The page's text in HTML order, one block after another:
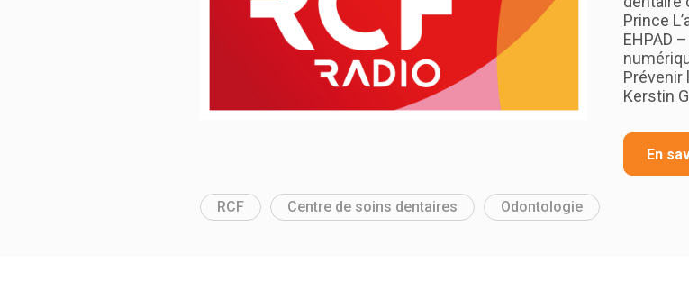
Prince
EHPAD
Prévenir
Kerstin
En
RCF Centre de soins dentaires Odontologie